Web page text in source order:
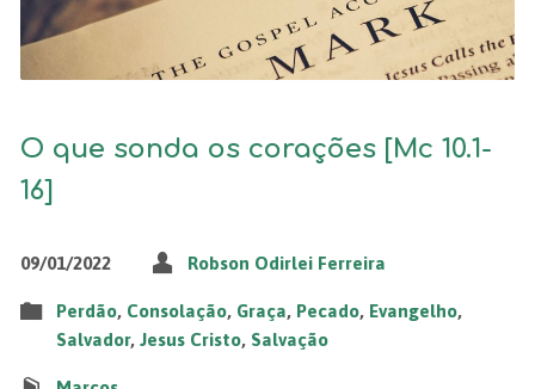
O que sonda os corações [Mc 10.1-
16]
09/01/2022 Robson Odirlei Ferreira
Perdão, Consolação, Graça, Pecado, Evangelho,
Salvador, Jesus Cristo, Salvação